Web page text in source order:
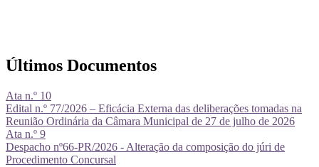
Últimos Documentos
Ata n.º 10
Edital n.º 77/2026 – Eficácia Externa das deliberações tomadas na
Reunião Ordinária da Câmara Municipal de 27 de julho de 2026
Ata n.º 9
Despacho nº66-PR/2026 - Alteração da composição do júri de
Procedimento Concursal